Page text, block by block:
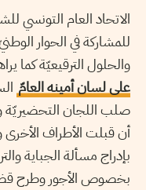
الاتحاد العام التونسي
للمشاركة في الحوار
والحلول الترقيعيّة كما
على لسان أمينه العامّ
صلب اللجان التحضيريّة
أن قبلت الأطراف
بإدراج مسألة الجباية
بخصوص الأجور وطرح